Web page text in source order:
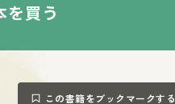
を買う
この書籍をブックマークする